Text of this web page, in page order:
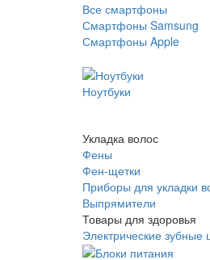
Все смартфоны
Смартфоны Samsung
Смартфоны Apple
Ноутбуки
Укладка волос
Фены
Фен-щетки
Приборы для укладки
Выпрямители
Товары для здоровья
Электрические зубные